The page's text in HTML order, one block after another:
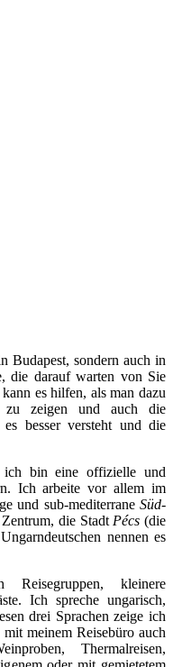
Budapest, sondern auch in
die darauf warten von Sie
es hilfen, als man dazu
zu zeigen und auch die
besser versteht und die
ich bin eine offizielle und
Ich arbeite vor allem im
und sub-mediterrane Süd-
die Stadt Pécs (die
nennen es
kleinere
Ich spreche ungarisch,
drei Sprachen zeige ich
meinem Reisebüro auch
Thermalreisen,